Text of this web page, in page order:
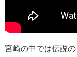
宮崎の中では伝説の